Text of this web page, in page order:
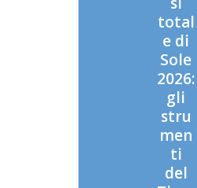
total
e di
Sole
2026:
gli
stru
men
ti
del